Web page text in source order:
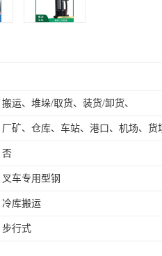
搬运、堆垛/取货、装货/卸货、
否
叉车专用型钢
冷库搬运
步行式